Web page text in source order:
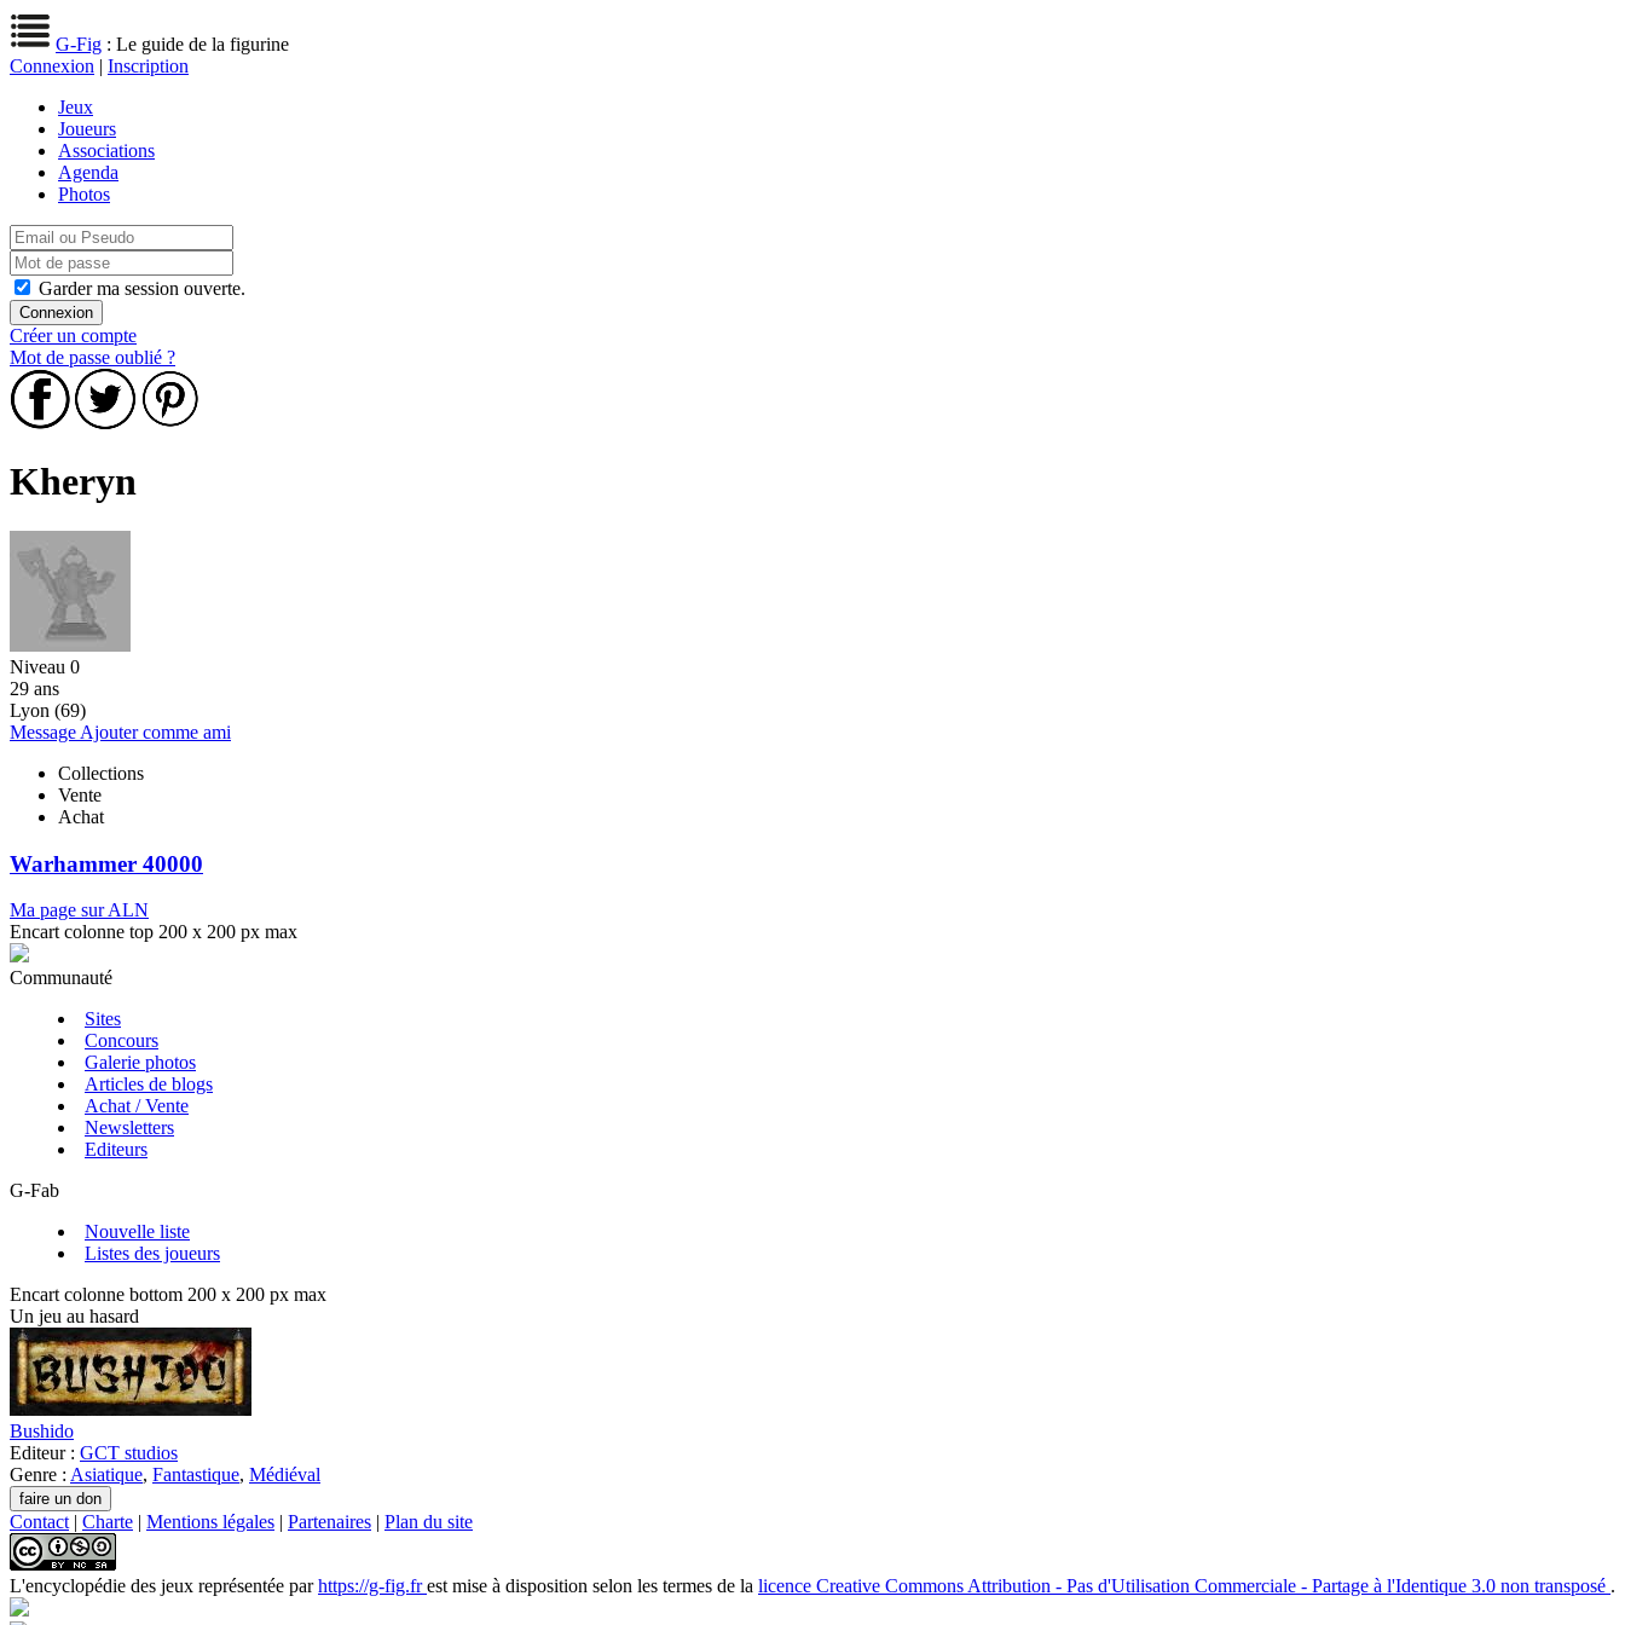
G-Fig : Le guide de la figurine
Connexion | Inscription
Jeux
Joueurs
Associations
Agenda
Photos
Garder ma session ouverte.
Créer un compte
Mot de passe oublié ?
Kheryn
Niveau 0
29 ans
Lyon (69)
Message Ajouter comme ami
Collections
Vente
Achat
Warhammer 40000
Ma page sur ALN
Encart colonne top 200 x 200 px max
Communauté
Sites
Concours
Galerie photos
Articles de blogs
Achat / Vente
Newsletters
Editeurs
G-Fab
Nouvelle liste
Listes des joueurs
Encart colonne bottom 200 x 200 px max
Un jeu au hasard
Bushido
Editeur : GCT studios
Genre : Asiatique, Fantastique, Médiéval
Contact | Charte | Mentions légales | Partenaires | Plan du site
L'encyclopédie des jeux représentée parhttps://g-fig.frest mise à disposition selon les termes de la licence Creative Commons Attribution - Pas d'Utilisation Commerciale - Partage à l'Identique 3.0 non transposé .